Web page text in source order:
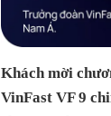
Khách mời
VinFast VF 9